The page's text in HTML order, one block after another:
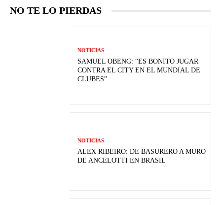
NO TE LO PIERDAS
NOTICIAS
SAMUEL OBENG: “ES BONITO JUGAR
CONTRA EL CITY EN EL MUNDIAL DE
CLUBES”
NOTICIAS
ALEX RIBEIRO: DE BASURERO A MURO
DE ANCELOTTI EN BRASIL